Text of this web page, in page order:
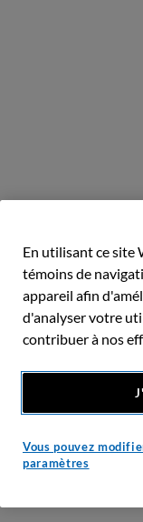
En utilisant ce site
témoins de
appareil afin
d'analyser votre
contribuer à nos
Vous pouvez
paramètres